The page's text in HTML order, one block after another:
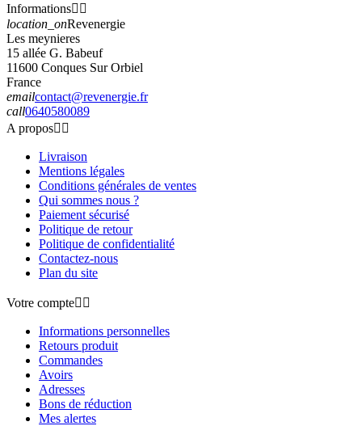
Informations 
location_onRevenergie
Les meynieres
15 allée G. Babeuf
11600 Conques Sur Orbiel
France
emailcontact@revenergie.fr
call0640580089
A propos 
Livraison
Mentions légales
Conditions générales de ventes
Qui sommes nous ?
Paiement sécurisé
Politique de retour
Politique de confidentialité
Contactez-nous
Plan du site
Votre compte 
Informations personnelles
Retours produit
Commandes
Avoirs
Adresses
Bons de réduction
Mes alertes